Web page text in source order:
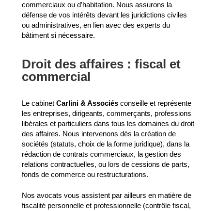
commerciaux ou d’habitation. Nous assurons la
défense de vos intérêts devant les juridictions civiles
ou administratives, en lien avec des experts du
bâtiment si nécessaire.
Droit des affaires : fiscal et
commercial
Le cabinet Carlini & Associésconseille et représente
les entreprises, dirigeants, commerçants, professions
libérales et particuliers dans tous les domaines du droit
des affaires. Nous intervenons dès la création de
sociétés (statuts, choix de la forme juridique), dans la
rédaction de contrats commerciaux, la gestion des
relations contractuelles, ou lors de cessions de parts,
fonds de commerce ou restructurations.
Nos avocats vous assistent par ailleurs en matière de
fiscalité personnelle et professionnelle (contrôle fiscal,